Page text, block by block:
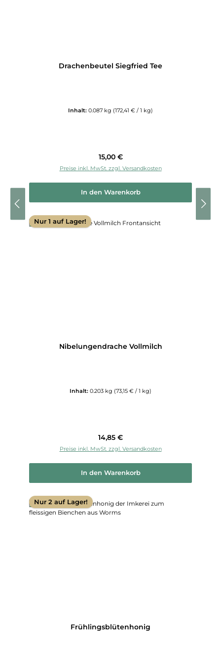
Drachenbeutel Siegfried Tee
Inhalt: 0.087 kg (172,41 € / 1 kg)
Regulärer Preis:
15,00 €
Preise inkl. MwSt. zzgl. Versandkosten
In den Warenkorb
Nur 1 auf Lager!
Nibelungendrache Vollmilch
Inhalt: 0.203 kg (73,15 € / 1 kg)
Regulärer Preis:
14,85 €
Preise inkl. MwSt. zzgl. Versandkosten
In den Warenkorb
Nur 2 auf Lager!
Frühlingsblütenhonig